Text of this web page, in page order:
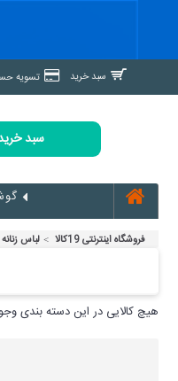
سبد خرید تسویه
سبد
فروشگاه اینترنتی 19کالا لباس زنانه
هیچ کالایی در این دسته بندی